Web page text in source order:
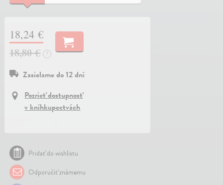
18,24 €
18,80 €
?
Zasielame do 12 dní
Pozrieť dostupnosť
v kníhkupectvách
Pridať do wishlistu
Odporučiť známemu